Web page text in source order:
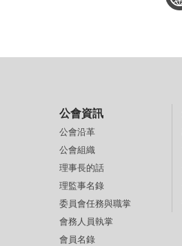
公會資訊
公會沿革
公會組織
理事長的話
理監事名錄
委員會任務與職掌
會務人員執掌
會員名錄